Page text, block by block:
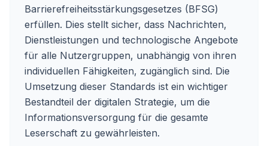
Barrierefreiheitsstärkungsgesetzes (BFSG)
erfüllen. Dies stellt sicher, dass Nachrichten,
Dienstleistungen und technologische Angebote
für alle Nutzergruppen, unabhängig von ihren
individuellen Fähigkeiten, zugänglich sind. Die
Umsetzung dieser Standards ist ein wichtiger
Bestandteil der digitalen Strategie, um die
Informationsversorgung für die gesamte
Leserschaft zu gewährleisten.